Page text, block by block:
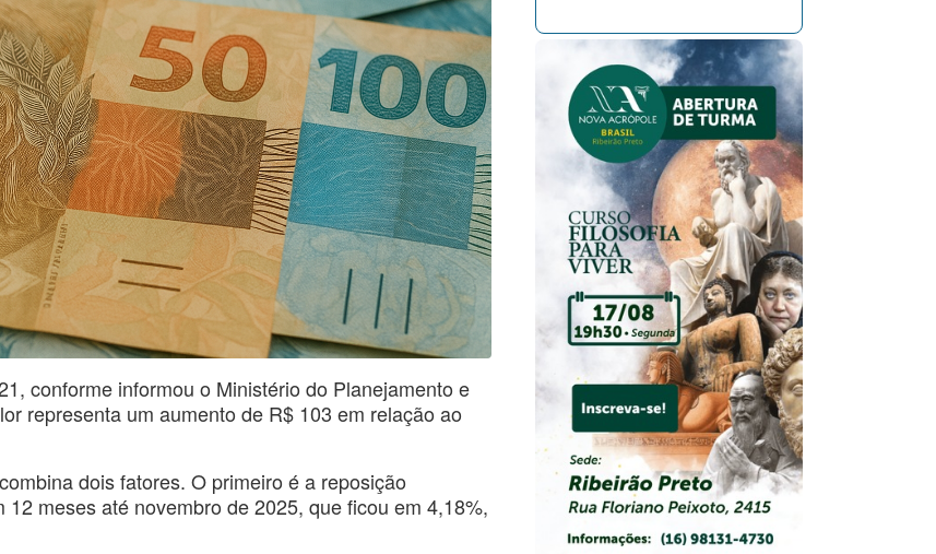
conforme informou o Ministério do Planejamento e
representa um aumento de R$ 103 em relação ao
dois fatores. O primeiro é a reposição
meses até novembro de 2025, que ficou em 4,18%,